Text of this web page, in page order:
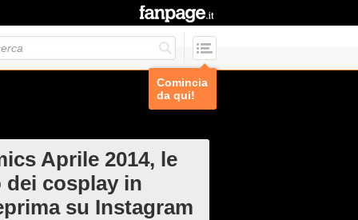
Comincia
da qui!
Aprile 2014, le
dei cosplay in
su Instagram